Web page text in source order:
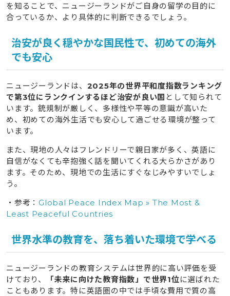
を知ることで、ニュージーランドがご自身の留学の目的に
合っているか、より具体的に判断できるでしょう。
治安が良く穏やかな国民性で、初めての海外
でも安心
ニュージーランドは、 2025年の世界平和度指数ランキング
で第3位にランクインするほど治安が良い国 として知られて
います。銃規制が厳しく、多様性や平等の意識が高いた
め、初めての海外生活でも安心して過ごせる環境が整って
います。
また、現地の人々はフレンドリーで親日家が多く、英語に
自信がなくても辛抱強く話を聞いてくれる大らかさがあり
ます。そのため、現地での生活にすぐなじみやすいでしょ
う。
・参考： Global Peace Index Map » The Most &
Least Peaceful Countries
世界水準の教育を、落ち着いた環境で学べる
ニュージーランドの教育システムは世界的に高い評価を受
けており、
「未来に向けた教育指数」で世界1位に選ばれた
こともあります。特に英語圏の中では手頃な費用で質の高